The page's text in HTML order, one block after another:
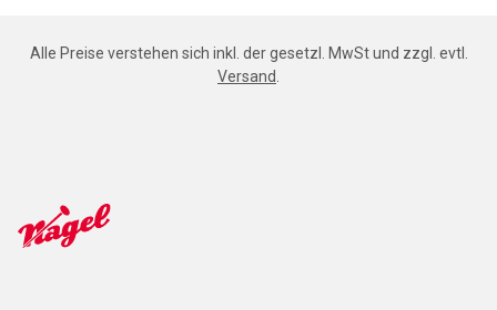
Alle Preise verstehen sich inkl. der gesetzl. MwSt und zzgl. evtl.
Versand